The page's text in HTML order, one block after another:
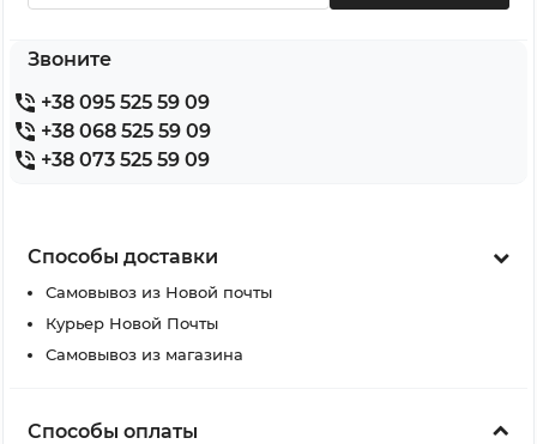
Звоните
+38 095 525 59 09
+38 068 525 59 09
+38 073 525 59 09
Способы доставки
Самовывоз из Новой почты
Курьер Новой Почты
Самовывоз из магазина
Способы оплаты